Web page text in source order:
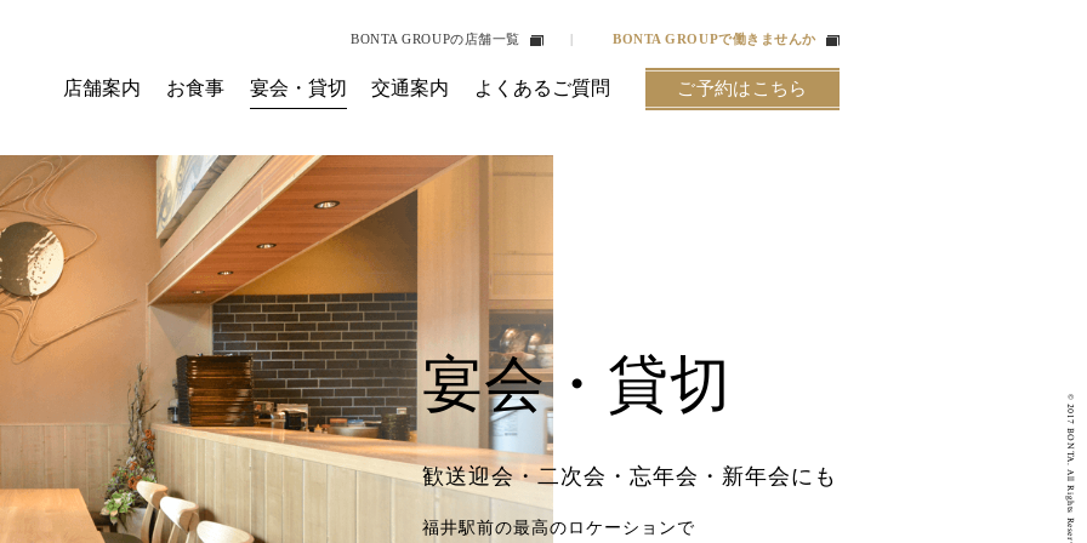
BONTA GROUPの店舗一覧 BONTA GROUPで働きませんか
店舗案内 お食事 宴会・貸切 交通案内 よくあるご質問 ご予約はこちら
宴会・貸切
歓送迎会・二次会・忘年会・新年会にも
福井駅前の最高のロケーションで © 2017 BONTA. All Rights Reserved.